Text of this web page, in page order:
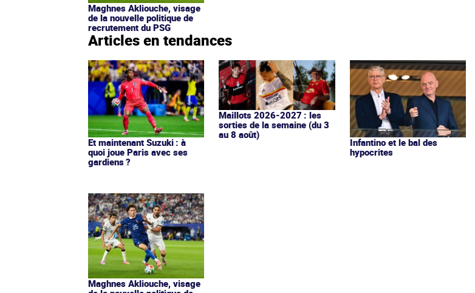
Maghnes Akliouche, visage
de la nouvelle politique de
recrutement du PSG
Articles en tendances
Et maintenant Suzuki : à
quoi joue Paris avec ses
gardiens ?
Maillots 2026-2027 : les
sorties de la semaine (du 3
au 8 août)
Infantino et le bal des
hypocrites
Maghnes Akliouche, visage